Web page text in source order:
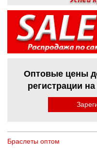
Оптовые цены
регистрации
Браслеты оптом